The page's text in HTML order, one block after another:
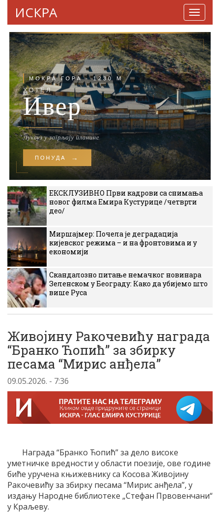
ИСКРА
ЕКСКЛУЗИВНО Први кадрови са снимања
новог филма Емира Кустурице /четврти
део/
Миршајмер: Почела је деградација
кијевског режима – и на фронтовима и у
економији
Скандалозно питање немачког новинара
Зеленском у Београду: Како да убијемо што
више Руса
Живојину Ракочевићу награда
“Бранко Ћопић” за збирку
песама “Мирис анђела”
09.05.2026. - 7:36
Награда “Бранко Ћопић” за дело високе
уметничке вредности у области поезије, ове године
биће уручена књижевнику са Косова Живојину
Ракочевићу за збирку песама “Мирис анђела”, у
издању Народне библиотеке „Стефан Првовенчани“
у Краљеву.